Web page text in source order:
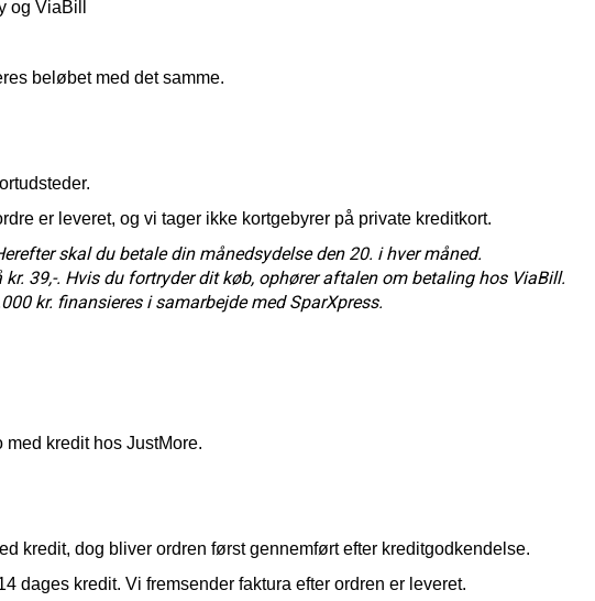
og ViaBill
beløbet med det samme.
er leveret, og vi tager ikke kortgebyrer på private kreditkort.
skal du betale din månedsydelse den 20. i hver måned.
39,-. Hvis du fortryder dit køb, ophører aftalen om betaling hos ViaBill.
kr. finansieres i samarbejde med SparXpress.
kredit hos JustMore.
kredit, dog bliver ordren først gennemført efter kreditgodkendelse.
dages kredit. Vi fremsender faktura efter ordren er leveret.